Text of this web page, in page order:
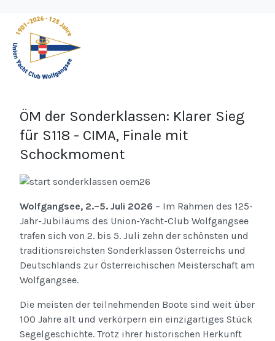
ÖM der Sonderklassen: Klarer Sieg
für S118 - CIMA, Finale mit
Schockmoment
Wolfgangsee, 2.–5. Juli 2026 – Im Rahmen des 125-
Jahr-Jubiläums des Union-Yacht-Club Wolfgangsee
trafen sich von 2. bis 5. Juli zehn der schönsten und
traditionsreichsten Sonderklassen Österreichs und
Deutschlands zur Österreichischen Meisterschaft am
Wolfgangsee.
Die meisten der teilnehmenden Boote sind weit über
100 Jahre alt und verkörpern ein einzigartiges Stück
Segelgeschichte. Trotz ihrer historischen Herkunft